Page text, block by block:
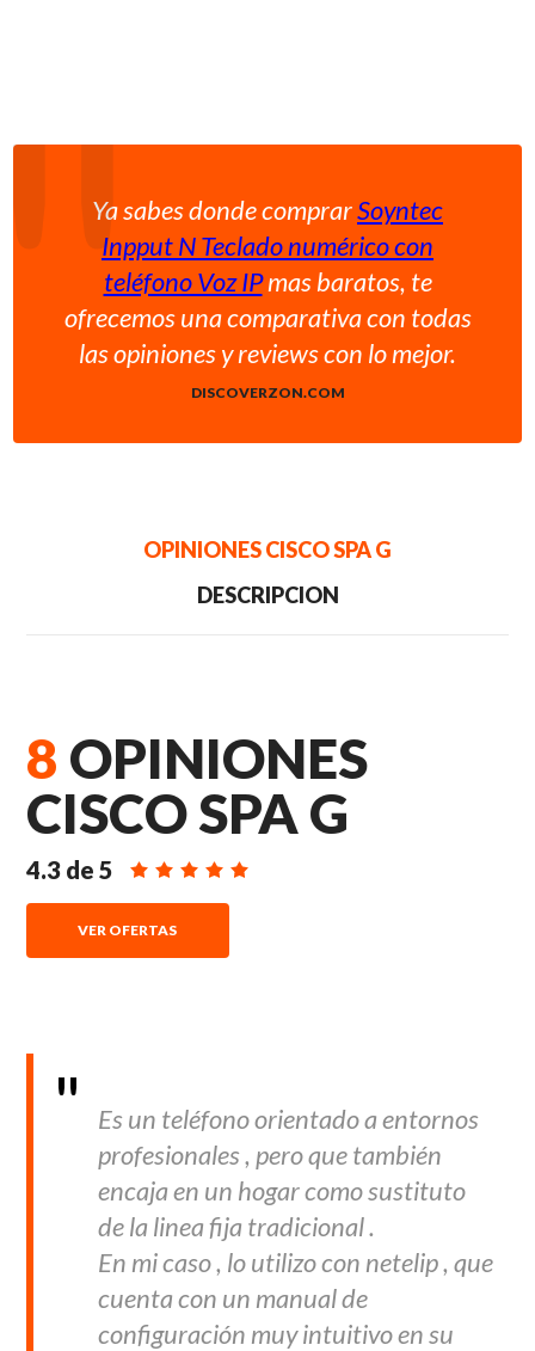
Ya sabes donde comprarSoyntec
Inpput N Teclado numérico con
teléfono Voz IPmas baratos, te
ofrecemos una comparativa con todas
las opiniones y reviews con lo mejor.
DISCOVERZON.COM
OPINIONES CISCO SPA G
DESCRIPCION
8 OPINIONES
CISCO SPA G
4.3de 5
VER OFERTAS
Es un teléfono orientado a entornos
profesionales , pero que también
encaja en un hogar como sustituto
de la linea fija tradicional .
En mi caso , lo utilizo con netelip , que
cuenta con un manual de
configuración muy intuitivo en su